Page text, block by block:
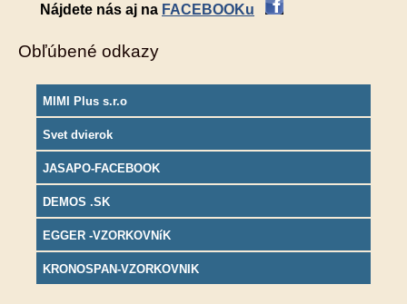
Nájdete nás aj na FACEBOOKu
Obľúbené odkazy
MIMI Plus s.r.o
Svet dvierok
JASAPO-FACEBOOK
DEMOS .SK
EGGER -VZORKOVNíK
KRONOSPAN-VZORKOVNIK